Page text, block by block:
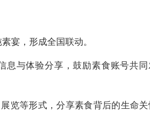
宴，形成全国联动。
息与体验分享，鼓励素食账号共同
览等形式，分享素食背后的生命